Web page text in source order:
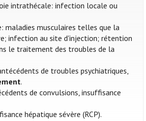
intrathécale: infection locale ou
maladies musculaires telles que la
infection au site d'injection; rétention
le traitement des troubles de la
de troubles psychiatriques,
.
de convulsions, insuffisance
hépatique sévère (RCP).